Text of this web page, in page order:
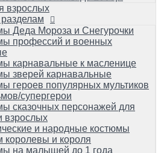
королевы и короля
на малышей до 1 года
овощей/фруктов: Во саду ли, в
пиратов и пираток
и аксессуары
на Хэллоуин
размер/рост
взрослых
Деда Мороза и Снегурочки
профессий и военных
карнавальные к масленице
зверей карнавальные
героев популярных мультиков
супергерои
сказочных персонажей для
взрослых
и народные костюмы
королевы и короля
на малышей до 1 года